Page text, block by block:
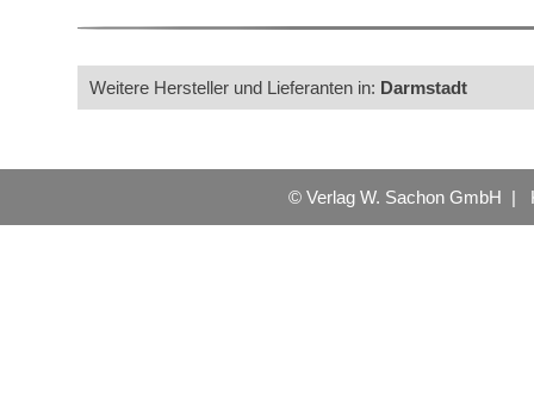
Weitere Hersteller und Lieferanten in: Darmstadt
© Verlag W. Sachon GmbH |